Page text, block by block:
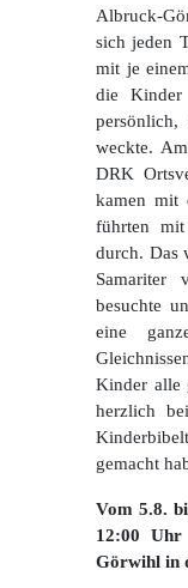
Albruck-
sich jeden
mit je
die Kinder
weckte.
DRK
kamen mit
führten
durch. Das
besuchte
eine
Kinder alle
herzlich
gemacht
Vom 5.8.
12:00
Görwihl in